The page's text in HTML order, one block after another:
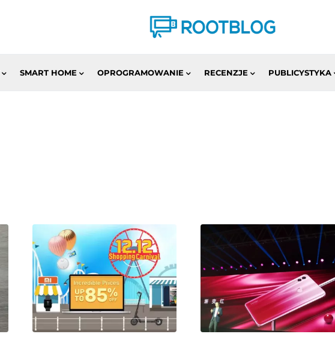
SMART HOME OPROGRAMOWANIE RECENZJE PUBLICYSTYKA